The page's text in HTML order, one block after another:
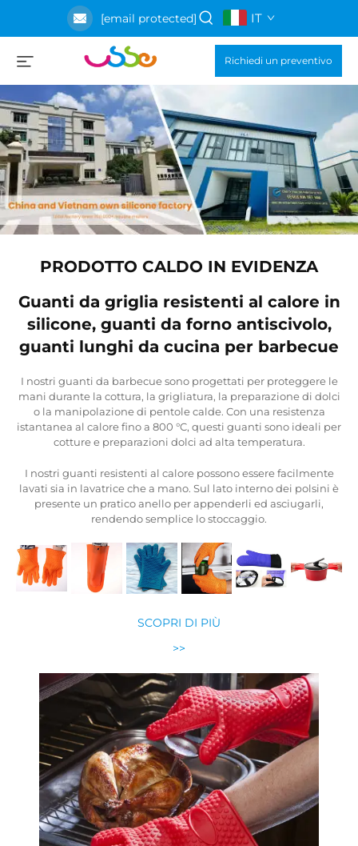
[email protected] IT
Richiedi un preventivo
PRODOTTO CALDO IN EVIDENZA
Guanti da griglia resistenti al calore in
silicone, guanti da forno antiscivolo,
guanti lunghi da cucina per barbecue
I nostri guanti da barbecue sono progettati per proteggere le
mani durante la cottura, la grigliatura, la preparazione di dolci
o la manipolazione di pentole calde. Con una resistenza
istantanea al calore fino a 800 °C, questi guanti sono ideali per
cotture e preparazioni dolci ad alta temperatura.
I nostri guanti resistenti al calore possono essere facilmente
lavati sia in lavatrice che a mano. Sul lato interno dei polsini è
presente un pratico anello per appenderli ed asciugarli,
rendendo semplice lo stoccaggio.
SCOPRI DI PIÙ
>>